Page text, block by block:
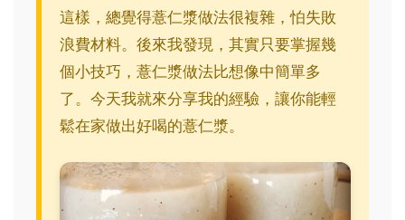
這樣，總覺得薏仁漿做法很複雜，怕失敗
浪費材料。後來我發現，其實只要掌握幾
個小技巧，薏仁漿做法比想像中簡單多
了。今天我就來分享我的經驗，讓你能輕
鬆在家做出好喝的薏仁漿。